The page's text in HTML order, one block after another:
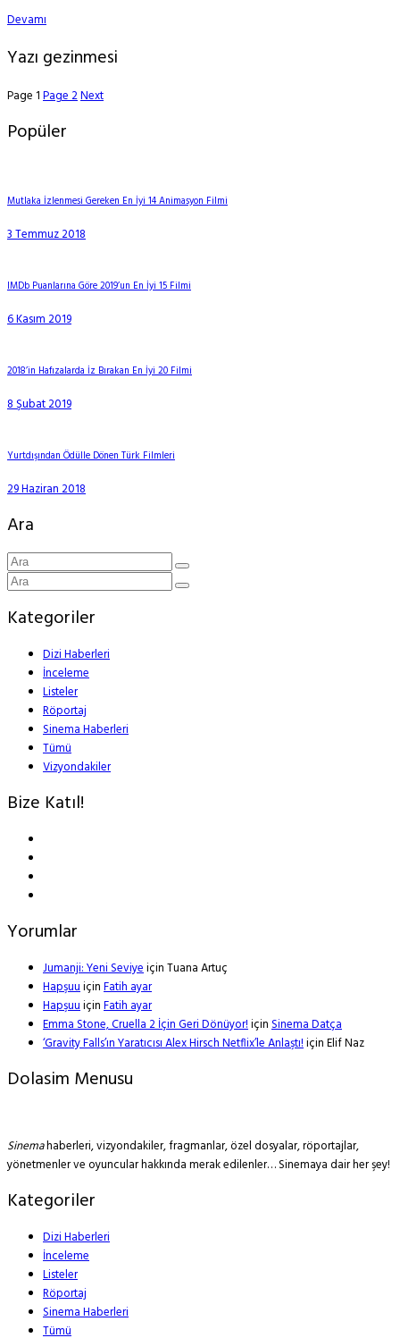
Devamı
Yazı gezinmesi
Page 1Page2Next
Popüler
Mutlaka İzlenmesi Gereken En İyi 14 Animasyon Filmi
3 Temmuz 2018
IMDb Puanlarına Göre 2019’un En İyi 15 Filmi
6 Kasım 2019
2018’in Hafızalarda İz Bırakan En İyi 20 Filmi
8 Şubat 2019
Yurtdışından Ödülle Dönen Türk Filmleri
29 Haziran 2018
Ara
Kategoriler
Dizi Haberleri
İnceleme
Listeler
Röportaj
Sinema Haberleri
Tümü
Vizyondakiler
Bize Katıl!
Yorumlar
Jumanji: Yeni SeviyeiçinTuana Artuç
HapşuuiçinFatih ayar
HapşuuiçinFatih ayar
Emma Stone, Cruella 2 İçin Geri Dönüyor!içinSinema Datça
‘Gravity Falls’ın Yaratıcısı Alex Hirsch Netflix’le Anlaştı!içinElif Naz
Dolasim Menusu
Sinemahaberleri, vizyondakiler, fragmanlar, özel dosyalar, röportajlar,
yönetmenler ve oyuncular hakkında merak edilenler… Sinemaya dair her şey!
Kategoriler
Dizi Haberleri
İnceleme
Listeler
Röportaj
Sinema Haberleri
Tümü